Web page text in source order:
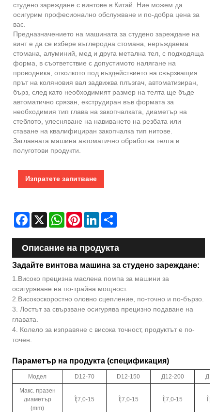
студено зареждане с винтове в Китай. Ние можем да
осигурим професионално обслужване и по-добра цена за
вас.
Предназначението на машината за студено зареждане на
винт е да се избере въглеродна стомана, неръждаема
стомана, алуминий, мед и друга метална тел, с подходяща
форма, в съответствие с допустимото налягане на
проводника, отколкото под въздействието на свързващия
прът на коляновия вал задвижва плъзгач, автоматизиран,
бърз, след като необходимият размер на телта ще бъде
автоматично срязан, екструдиран във формата за
необходимия тип глава на закопчалката, диаметър на
стеблото, улесняване на навиването на резбата или
ставане на квалифициран закопчалка тип нитове.
Заглавната машина автоматично обработва телта в
полуготови продукти.
Изпратете запитване
Facebook
X WhatsAppPinterestLinkedIn
Описание на продукта
Задайте винтова машина за студено зареждане:
1.Високо прецизна маслена помпа за машини за
осигуряване на по-трайна мощност.
2.Високоскоростно оловно сцепление, по-точно и по-бързо.
3. Лостът за свързване осигурява прецизно подаване на
главата.
4. Колело за изправяне с висока точност, продуктът е по-
точен.
Параметър на продукта (спецификация)
Модел D12-70 D12-150 Д12-200
Макс. празен
диаметър
(mm)
Î¦7,0-15 Î¦7,0-15 Î¦7,0-15